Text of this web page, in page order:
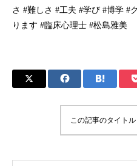
さ #難しさ #工夫 #学び #博学 #
ります #臨床心理士 #松島雅美
この記事のタイト